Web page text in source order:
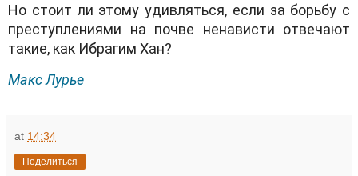
Но стоит ли этому удивляться, если за борьбу с
преступлениями на почве ненависти отвечают
такие, как Ибрагим Хан?
Макс Лурье
at 14:34
Поделиться